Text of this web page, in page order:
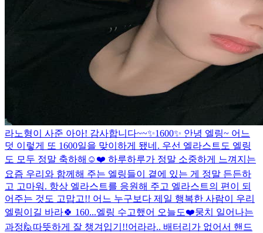
라노형이 사준 아아! 감사합니다~~✨1600✨ 안녕 엘링~ 어느
덧 이렇게 또 1600일을 맞이하게 됐네. 우선 엘라스트도 엘링
도 모두 정말 축하해☺️❤️ 하루하루가 정말 소중하게 느껴지는
요즘 우리와 함께해 주는 엘링들이 곁에 있는 게 정말 든든하
고 고마워. 항상 엘라스트를 응원해 주고 엘라스트의 편이 되
어주는 것도 고맙고!! 어느 누구보다 제일 행복한 사람이 우리
엘링이길 바라🍀 160...엘링 수고했어 오늘도❤️뭉치 일어나는
과정🙋 따뜻하게 잘 챙겨입기!!어라라.. 배터리가 없어서 핸드